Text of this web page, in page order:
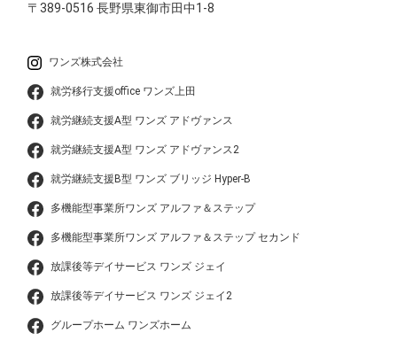
〒389-0516長野県東御市田中1-8
ワンズ株式会社
就労移行支援office ワンズ上田
就労継続支援A型 ワンズ アドヴァンス
就労継続支援A型 ワンズ アドヴァンス2
就労継続支援B型 ワンズ ブリッジ Hyper-B
多機能型事業所ワンズ アルファ＆ステップ
多機能型事業所ワンズ アルファ＆ステップ セカンド
放課後等デイサービス ワンズ ジェイ
放課後等デイサービス ワンズ ジェイ2
グループホーム ワンズホーム